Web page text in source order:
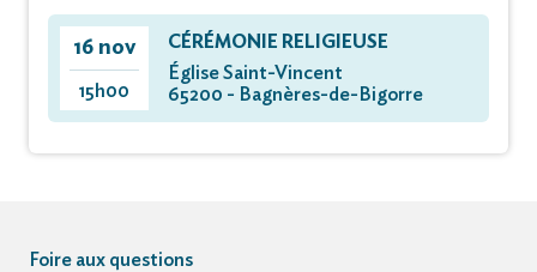
16 nov
15h00
CÉRÉMONIE RELIGIEUSE
Église Saint-Vincent
65200 - Bagnères-de-Bigorre
Foire aux questions